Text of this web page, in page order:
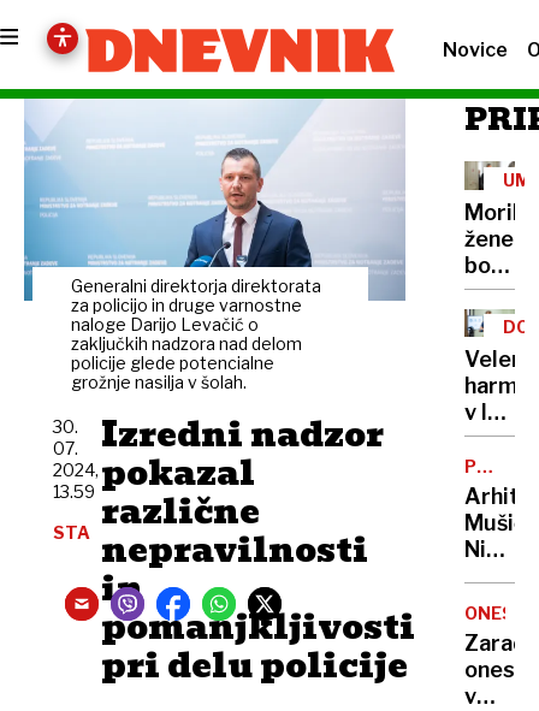
Novice
Generalni direktorja direktorata
za policijo in druge varnostne
naloge Darijo Levačić o
zaključkih nadzora nad delom
policije glede potencialne
grožnje nasilja v šolah.
Izredni nadzor
pokazal
različne
nepravilnosti
in
pomanjkljivosti
pri delu policije
30.
07.
2024,
13.59
STA
žene
bo
sedel
21
let
v lov
na
nov
rekord
CENTER
Mušič:
Nikoli
nisem
da je
to v
moji
Zaradi
v